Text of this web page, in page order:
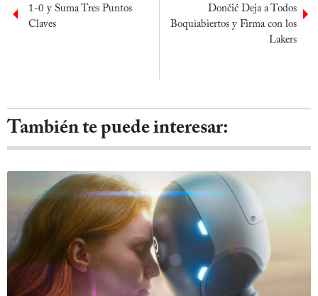
1-0 y Suma Tres Puntos
Claves
Dončić Deja a Todos
Boquiabiertos y Firma con los
Lakers
También te puede interesar: